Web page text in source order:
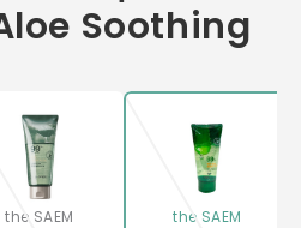
Soothing
the SAEM
the SAEM